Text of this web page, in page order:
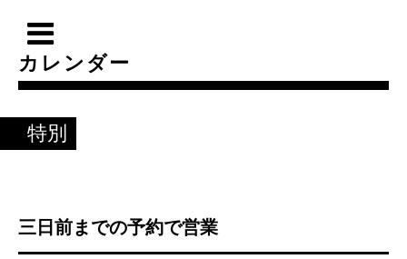
カレンダー
特別
三日前までの予約で営業